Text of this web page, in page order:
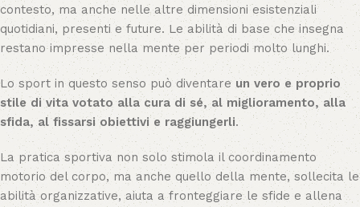
contesto, ma anche nelle altre dimensioni esistenziali
quotidiani, presenti e future. Le abilità di base che insegna
restano impresse nella mente per periodi molto lunghi.
Lo sport in questo senso può diventare un vero e proprio
stile di vita votato alla cura di sé, al miglioramento, alla
sfida, al fissarsi obiettivi e raggiungerli.
La pratica sportiva non solo stimola il coordinamento
motorio del corpo, ma anche quello della mente, sollecita le
abilità organizzative, aiuta a fronteggiare le sfide e allena